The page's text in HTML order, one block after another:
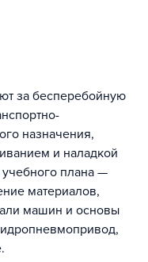
за бесперебойную
назначения,
и наладкой
плана —
материалов,
машин и основы